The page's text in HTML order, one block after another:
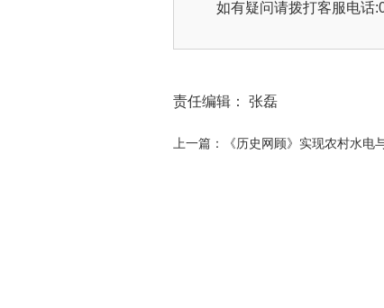
如有疑问请拨打客服电话
责任编辑： 张磊
上一篇：《历史网顾》实现农村水电